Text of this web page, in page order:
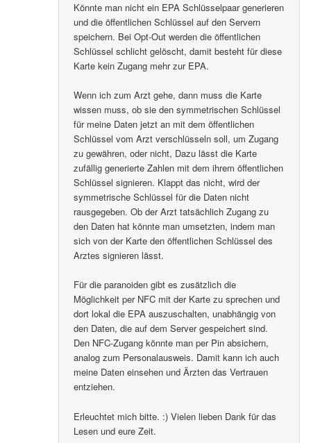
Könnte man nicht ein EPA Schlüsselpaar generieren
und die öffentlichen Schlüssel auf den Servern
speichern. Bei Opt-Out werden die öffentlichen
Schlüssel schlicht gelöscht, damit besteht für diese
Karte kein Zugang mehr zur EPA.
Wenn ich zum Arzt gehe, dann muss die Karte
wissen muss, ob sie den symmetrischen Schlüssel
für meine Daten jetzt an mit dem öffentlichen
Schlüssel vom Arzt verschlüsseln soll, um Zugang
zu gewähren, oder nicht, Dazu lässt die Karte
zufällig generierte Zahlen mit dem ihrem öffentlichen
Schlüssel signieren. Klappt das nicht, wird der
symmetrische Schlüssel für die Daten nicht
rausgegeben. Ob der Arzt tatsächlich Zugang zu
den Daten hat könnte man umsetzten, indem man
sich von der Karte den öffentlichen Schlüssel des
Arztes signieren lässt.
Für die paranoiden gibt es zusätzlich die
Möglichkeit per NFC mit der Karte zu sprechen und
dort lokal die EPA auszuschalten, unabhängig von
den Daten, die auf dem Server gespeichert sind.
Den NFC-Zugang könnte man per Pin absichern,
analog zum Personalausweis. Damit kann ich auch
meine Daten einsehen und Ärzten das Vertrauen
entziehen.
Erleuchtet mich bitte. :) Vielen lieben Dank für das
Lesen und eure Zeit.